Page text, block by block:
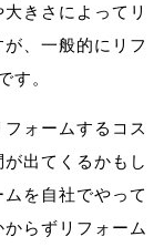
きさによってリ
、一般的にリフ
す。
ォームするコス
出てくるかもし
を自社でやって
らずリフォーム